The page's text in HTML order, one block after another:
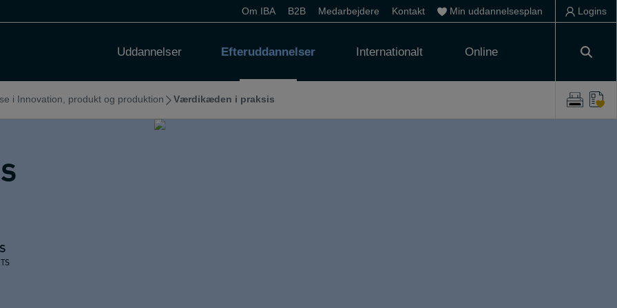
Om IBA B2B Medarbejdere Kontakt Min uddannelsesplan Logins
Uddannelser Efteruddannelser Internationalt Online
i Innovation, produkt og produktion Værdikæden i praksis